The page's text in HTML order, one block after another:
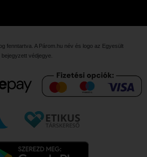
fenntartva. A Párom.hu név és logo az Egyesült
bejegyzett védjegye.